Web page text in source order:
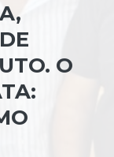
O